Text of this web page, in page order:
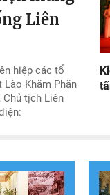
Liên
hiệp các tổ
Khăm Phăn
tịch Liên